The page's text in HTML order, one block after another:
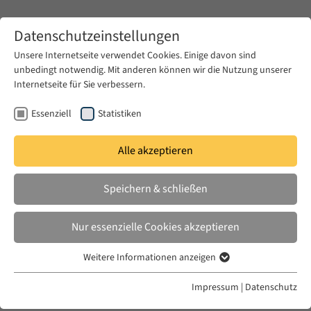
Zum Hauptinhalt springen
2022/ 2023
Razan Ghazzawi
From Carceral Geographies to Racialized
Borders: A Queer Feminist Ethnography
Datenschutzeinstellungen
Unsere Internetseite verwendet Cookies. Einige davon sind
unbedingt notwendig. Mit anderen können wir die Nutzung unserer
Internetseite für Sie verbessern.
Essenziell Statistiken
Alle akzeptieren
Speichern & schließen
Nur essenzielle Cookies akzeptieren
Essenzielle Cookies werden für grundlegende Funktionen der
Weitere Informationen anzeigen
Impressum | Datenschutz